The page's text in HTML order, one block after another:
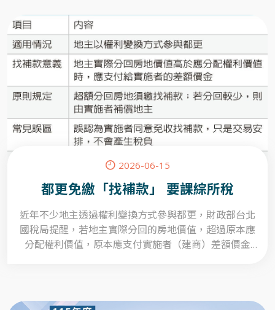
2026-06-15
都更免繳「找補款」 要課綜所稅
近年不少地主透過權利變換方式參與都更，財政部台北
國稅局提醒，若地主實際分回的房地價值，超過原本應
分配權利價值，原本應支付實施者（建商）差額價金